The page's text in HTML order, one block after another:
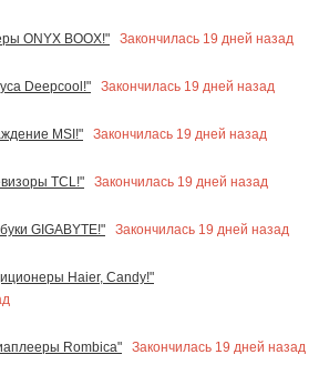
ONYX BOOX!"
Закончилась 19 дней назад
Deepcool!"
Закончилась 19 дней назад
MSI!"
Закончилась 19 дней назад
TCL!"
Закончилась 19 дней назад
GIGABYTE!"
Закончилась 19 дней назад
Haier, Candy!"
Rombica"
Закончилась 19 дней назад